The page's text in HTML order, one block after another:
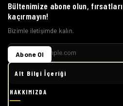
Alt Bilgi İçeriği
Bültenimize abone olun, fırsatları
kaçırmayın!
Bizimle iletişimde kalın.
Abone Ol